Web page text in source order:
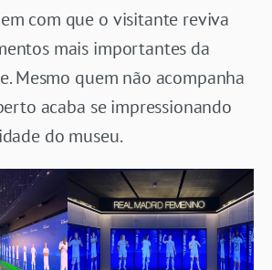
com que o visitante reviva
mais importantes da
Mesmo quem não acompanha
acaba se impressionando
do museu.